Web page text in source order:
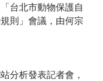
台北市動物保護自
則」會議，由何宗
分析發表記者會，